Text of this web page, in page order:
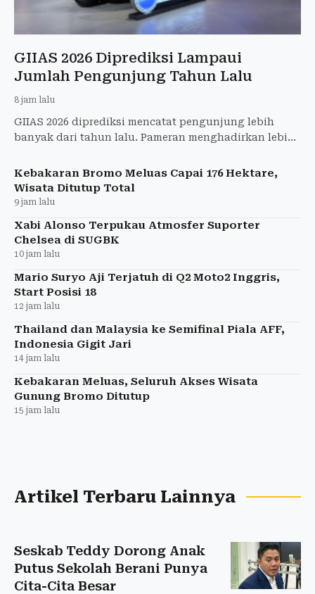
GIIAS 2026 Diprediksi Lampaui
Jumlah Pengunjung Tahun Lalu
8 jam lalu
GIIAS 2026 diprediksi mencatat pengunjung lebih
banyak dari tahun lalu. Pameran menghadirkan lebih
Kebakaran Bromo Meluas Capai 176 Hektare,
Wisata Ditutup Total
9 jam lalu
Xabi Alonso Terpukau Atmosfer Suporter
Chelsea di SUGBK
10 jam lalu
Mario Suryo Aji Terjatuh di Q2 Moto2 Inggris,
Start Posisi 18
12 jam lalu
Thailand dan Malaysia ke Semifinal Piala AFF,
Indonesia Gigit Jari
14 jam lalu
Kebakaran Meluas, Seluruh Akses Wisata
Gunung Bromo Ditutup
15 jam lalu
Artikel Terbaru Lainnya
Seskab Teddy Dorong Anak
Putus Sekolah Berani Punya
Cita-Cita Besar